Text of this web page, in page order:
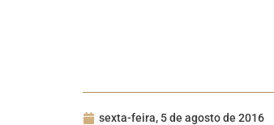
sexta-feira, 5 de agosto de 2016